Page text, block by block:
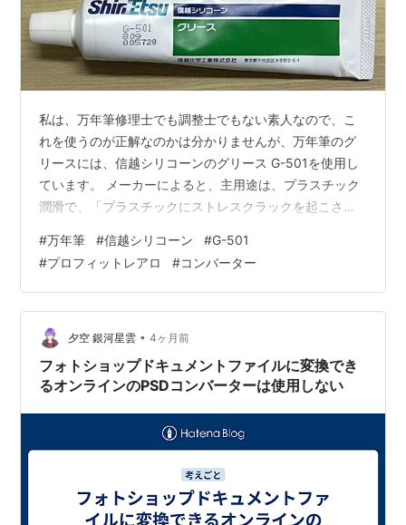
私は、万年筆修理士でも調整士でもない素人なので、こ
れを使うのが正解なのかは分かりませんが、万年筆のグ
リースには、信越シリコーンのグリース G-501を使用し
ています。 メーカーによると、主用途は、プラスチック
潤滑で、「プラスチックにストレスクラックを起こさな
ます。 万年筆はプラスチック部分が多く、かつ金属パー
ツも存在するため、このあたりの特徴がマッチするので
はないかと選択しました。 www.silicone.jp 実際、約5年
前に、セーラー プロフィット レアロを分解清掃した際、
ピストンのグリスアップに使用しましたが、その後、特
に不具合は生じて…
#万年筆 #信越シリコーン #G-501
#プロフィットレアロ #コンバーター
夕空 銀河星雲 • 4ヶ月前
フォトショップドキュメントファイルに変換でき
るオンラインのPSDコンバーターは使用しない